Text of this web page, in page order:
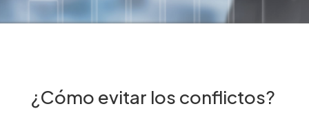
¿Cómo evitar los conflictos?